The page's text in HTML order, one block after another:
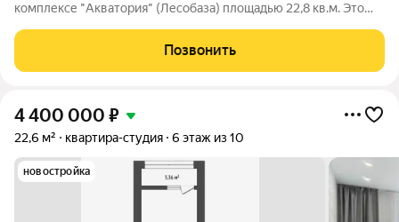
комплексе "Акватория" (Лесобаза) площадью 22,8 кв.м. Это
уютном уголке! Квартира находится в улучшенной черновой
отделке, что открывает перед вами
Позвонить
4 400 000 ₽
22,6 м² квартира-студия 6 этаж из 10
новостройка